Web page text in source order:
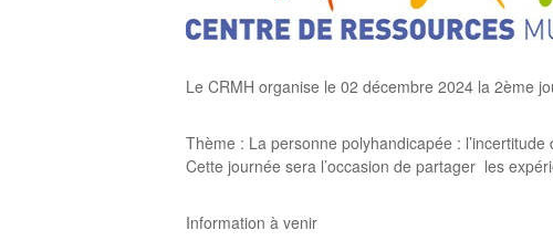
Le CRMH organise le 02 décembre 2024 la 2ème
Thème : La personne polyhandicapée :
Cette journée sera l’occasion de partager les
Information à venir